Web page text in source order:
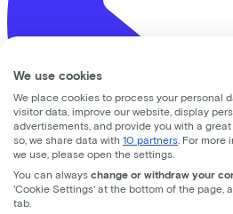
We use cookies
We place cookies to process your personal
visitor data, improve our website, display
advertisements, and provide you with a
so, we share data with 10 partners . For
we use, please open the settings.
You can always change or withdraw your
'Cookie Settings' at the bottom of the page,
tab.